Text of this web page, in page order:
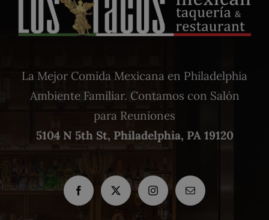
La Mejor Comida Mexicana en Philadelphia
Ambiente Familiar. Contamos con Salón
para Reuniones
5104 N 5th St, Philadelphia, PA 19120